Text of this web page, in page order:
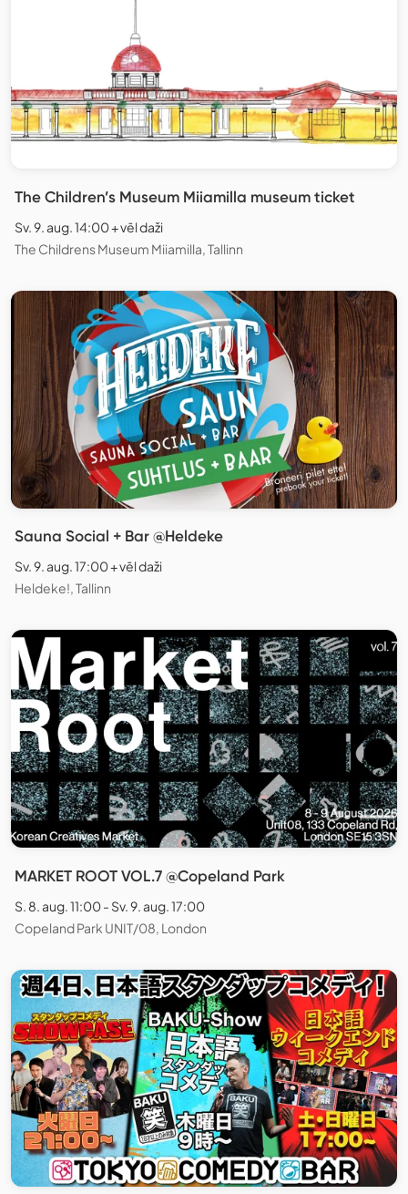
The Children’s Museum Miiamilla museum ticket
Sv. 9. aug. 14:00 + vēl daži
The Childrens Museum Miiamilla, Tallinn
Sauna Social + Bar @Heldeke
Sv. 9. aug. 17:00 + vēl daži
Heldeke!, Tallinn
MARKET ROOT VOL.7 @Copeland Park
S. 8. aug. 11:00 - Sv. 9. aug. 17:00
Copeland Park UNIT/08, London